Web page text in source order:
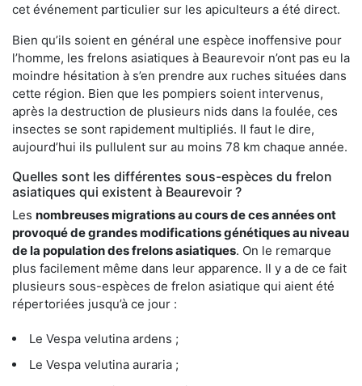
cet événement particulier sur les apiculteurs a été direct.
Bien qu’ils soient en général une espèce inoffensive pour
l’homme, les frelons asiatiques à Beaurevoir n’ont pas eu la
moindre hésitation à s’en prendre aux ruches situées dans
cette région. Bien que les pompiers soient intervenus,
après la destruction de plusieurs nids dans la foulée, ces
insectes se sont rapidement multipliés. Il faut le dire,
aujourd’hui ils pullulent sur au moins 78 km chaque année.
Quelles sont les différentes sous-espèces du frelon
asiatiques qui existent à Beaurevoir ?
Les nombreuses migrations au cours de ces années ont
provoqué de grandes modifications génétiques au niveau
de la population des frelons asiatiques. On le remarque
plus facilement même dans leur apparence. Il y a de ce fait
plusieurs sous-espèces de frelon asiatique qui aient été
répertoriées jusqu’à ce jour :
Le Vespa velutina ardens ;
Le Vespa velutina auraria ;